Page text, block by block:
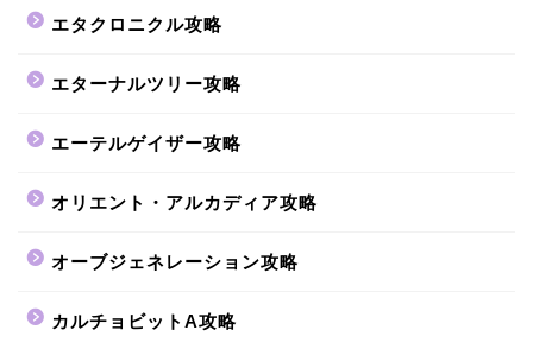
エタクロニクル攻略
エターナルツリー攻略
エーテルゲイザー攻略
オリエント・アルカディア攻略
オーブジェネレーション攻略
カルチョビットA攻略